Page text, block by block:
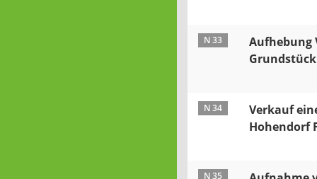
N 33
Aufhebung
N 34
Verkauf
Hohendorf
N 35